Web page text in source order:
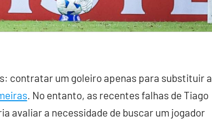
contratar um goleiro apenas para substituir a
. No entanto, as recentes falhas de Tiago
avaliar a necessidade de buscar um jogador